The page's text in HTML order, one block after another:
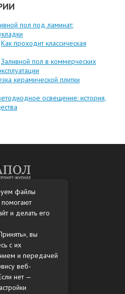
пол под ламинат:
Как проходит классическая
Заливной пол в коммерческих
керамической плитки
освещение: история,
файлы
и делать его
вы
с их
и передачей
веб-
нет —